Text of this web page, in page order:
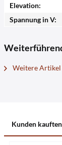
Elevation:
Spannung in V:
Weitere Artikel
Kunden